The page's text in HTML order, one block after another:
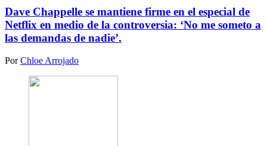
Dave Chappelle se mantiene firme en el especial de
Netflix en medio de la controversia: ‘No me someto a
las demandas de nadie’.
PorChloe Arrojado